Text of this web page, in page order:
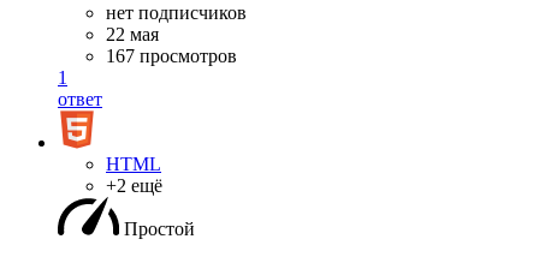
нет подписчиков
22 мая
167 просмотров
1
ответ
HTML
+2 ещё
Простой